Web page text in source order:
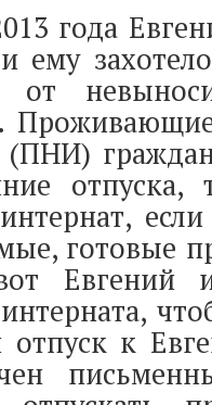
года
ему
от
(ПНИ)
отпуска,
готовые
Евгений
к